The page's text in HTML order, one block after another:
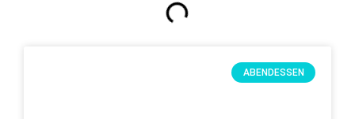
ABENDESSEN